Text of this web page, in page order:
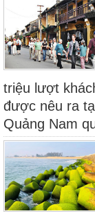
triệu lượt
được nêu ra
Quảng Nam